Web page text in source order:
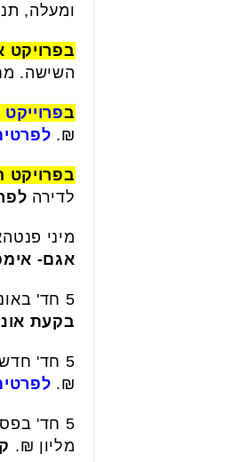
ומעלה, תנאי תשלום: 20%
בפרויקט
השישה.
ב
₪.
בפרויקט
לדירה
מיני פנטהאוז 4.5 חד' + ממ"ד (הוסבה ל-4 חד' )ברייספלד, מ.שמש 44 מ"ר, ייחודית.
אגם-
5 חד' באונו וואלי, חדשה מהניילונים, מעוצבת מ.שמש XL. מחיר מבוקש 3.68 מליון ₪.
בקעת
₪.
מליון ₪.